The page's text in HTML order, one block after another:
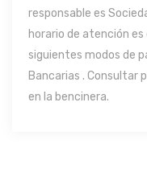
responsable es
horario de atención
siguientes modos de
Bancarias . Consultar
en la bencinera.